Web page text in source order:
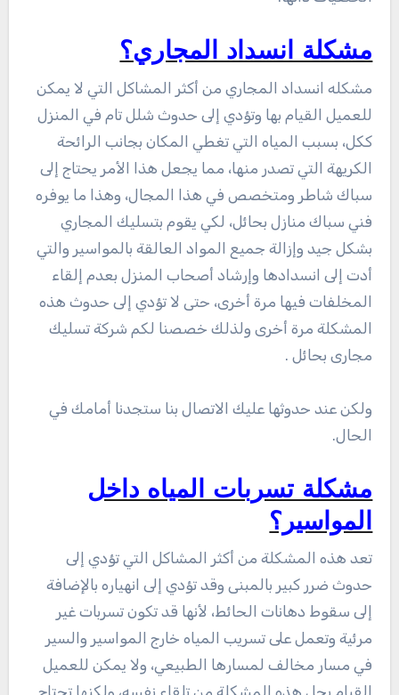
مشكلة انسداد المجاري؟
مشكله انسداد المجاري من أكثر المشاكل التي لا يمكن
للعميل القيام بها وتؤدي إلى حدوث شلل تام في المنزل
ككل، بسبب المياه التي تغطي المكان بجانب الرائحة
الكريهة التي تصدر منها، مما يجعل هذا الأمر يحتاج إلى
سباك شاطر ومتخصص في هذا المجال، وهذا ما يوفره
فني سباك منازل بحائل، لكي يقوم بتسليك المجاري
بشكل جيد وإزالة جميع المواد العالقة بالمواسير والتي
أدت إلى انسدادها وإرشاد أصحاب المنزل بعدم إلقاء
المخلفات فيها مرة أخرى، حتى لا تؤدي إلى حدوث هذه
المشكلة مرة أخرى ولذلك خصصنا لكم شركة تسليك
مجارى بحائل .
ولكن عند حدوثها عليك الاتصال بنا ستجدنا أمامك في
الحال.
مشكلة تسربات المياه داخل
المواسير؟
تعد هذه المشكلة من أكثر المشاكل التي تؤدي إلى
حدوث ضرر كبير بالمبنى وقد تؤدي إلى انهياره بالإضافة
إلى سقوط دهانات الحائط، لأنها قد تكون تسربات غير
مرئية وتعمل على تسريب المياه خارج المواسير والسير
في مسار مخالف لمسارها الطبيعي، ولا يمكن للعميل